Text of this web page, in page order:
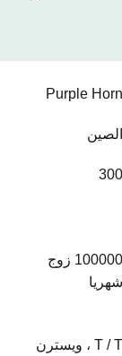
Purple Horn
الصين
300
100000 زوج
شهريا
T / T ، ويسترن